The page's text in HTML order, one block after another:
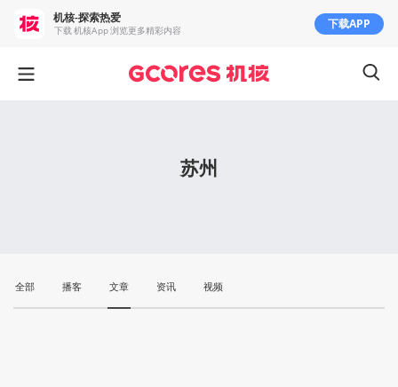
苏州
全部 播客 文章 资讯 视频
机核-探索热爱
下载 机核App 浏览更多精彩内容 下载APP